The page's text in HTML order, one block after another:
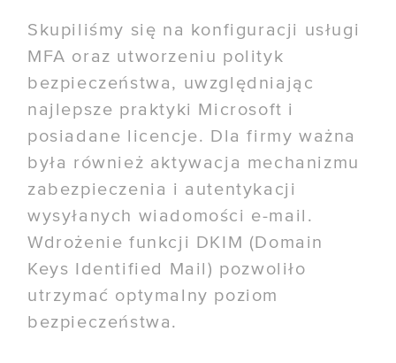
Skupiliśmy się na konfiguracji usługi
MFA oraz utworzeniu polityk
bezpieczeństwa, uwzględniając
najlepsze praktyki Microsoft i
posiadane licencje. Dla firmy ważna
była również aktywacja mechanizmu
zabezpieczenia i autentykacji
wysyłanych wiadomości e-mail.
Wdrożenie funkcji DKIM (Domain
Keys Identified Mail) pozwoliło
utrzymać optymalny poziom
bezpieczeństwa.